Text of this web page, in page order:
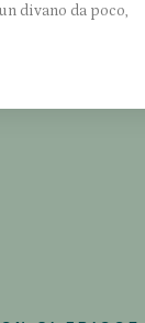
divano da poco,